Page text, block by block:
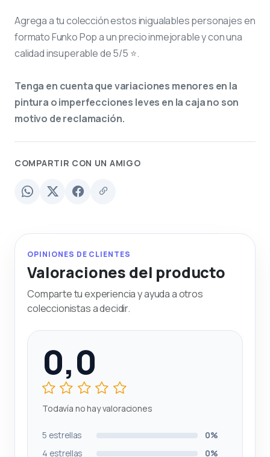
Agrega a tu colección estos inigualables personajes en
formato Funko Pop a un precio inmejorable y con una
calidad insuperable de 5/5 ⭐.
Tenga en cuenta que variaciones menores en la
pintura o imperfecciones leves en la caja no son
motivo de reclamación.
COMPARTIR CON UN AMIGO
OPINIONES DE CLIENTES
Valoraciones del producto
Comparte tu experiencia y ayuda a otros
coleccionistas a decidir.
0,0
Todavía no hay valoraciones
5 estrellas
0%
4 estrellas
0%